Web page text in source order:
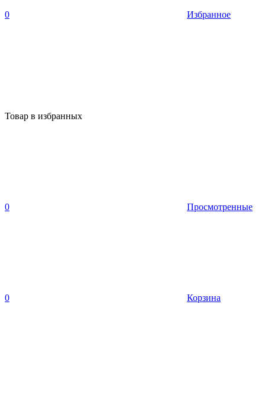
0 Избранное
Товар в избранных
0 Просмотренные
0 Корзина